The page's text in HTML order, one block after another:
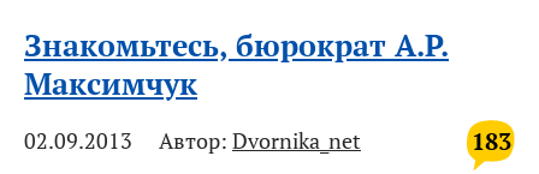
Знакомьтесь, бюрократ А.Р.
Максимчук
183
02.09.2013 Автор: Dvornika_net